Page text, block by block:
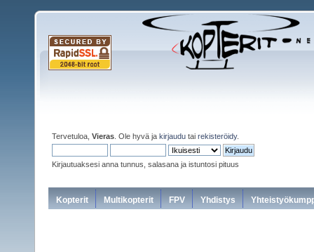
Tervetuloa, Vieras . Ole hyvä ja kirjaudu tai rekisteröidy.
Kirjautuaksesi anna tunnus, salasana ja istuntosi pituus
Kopterit Multikopterit FPV Yhdistys